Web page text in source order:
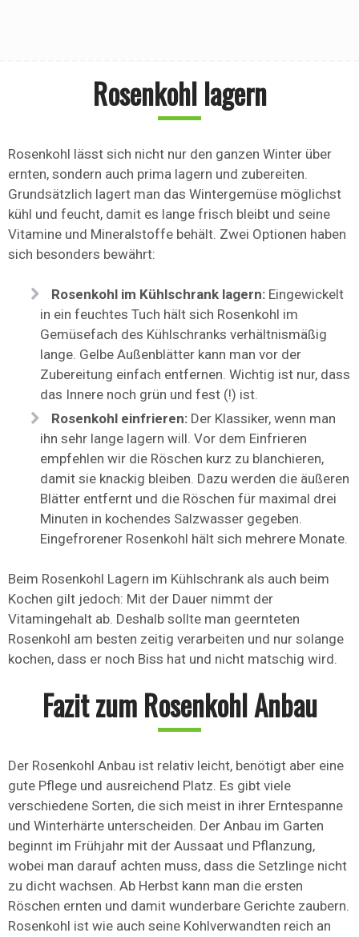
Rosenkohl lagern
Rosenkohl lässt sich nicht nur den ganzen Winter über
ernten, sondern auch prima lagern und zubereiten.
Grundsätzlich lagert man das Wintergemüse möglichst
kühl und feucht, damit es lange frisch bleibt und seine
Vitamine und Mineralstoffe behält. Zwei Optionen haben
sich besonders bewährt:
Rosenkohl im Kühlschrank lagern: Eingewickelt
in ein feuchtes Tuch hält sich Rosenkohl im
Gemüsefach des Kühlschranks verhältnismäßig
lange. Gelbe Außenblätter kann man vor der
Zubereitung einfach entfernen. Wichtig ist nur, dass
das Innere noch grün und fest (!) ist.
Rosenkohl einfrieren: Der Klassiker, wenn man
ihn sehr lange lagern will. Vor dem Einfrieren
empfehlen wir die Röschen kurz zu blanchieren,
damit sie knackig bleiben. Dazu werden die äußeren
Blätter entfernt und die Röschen für maximal drei
Minuten in kochendes Salzwasser gegeben.
Eingefrorener Rosenkohl hält sich mehrere Monate.
Beim Rosenkohl Lagern im Kühlschrank als auch beim
Kochen gilt jedoch: Mit der Dauer nimmt der
Vitamingehalt ab. Deshalb sollte man geernteten
Rosenkohl am besten zeitig verarbeiten und nur solange
kochen, dass er noch Biss hat und nicht matschig wird.
Fazit zum Rosenkohl Anbau
Der Rosenkohl Anbau ist relativ leicht, benötigt aber eine
gute Pflege und ausreichend Platz. Es gibt viele
verschiedene Sorten, die sich meist in ihrer Erntespanne
und Winterhärte unterscheiden. Der Anbau im Garten
beginnt im Frühjahr mit der Aussaat und Pflanzung,
wobei man darauf achten muss, dass die Setzlinge nicht
zu dicht wachsen. Ab Herbst kann man die ersten
Röschen ernten und damit wunderbare Gerichte zaubern.
Rosenkohl ist wie auch seine Kohlverwandten reich an